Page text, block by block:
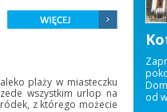
plaży w miasteczku
wszystkim urlop na
z którego możecie
do naszych apartamentów i
wolnostojącym domu.
cichej i spokojnej okolicy zdala
w odległości ok. 100m od...